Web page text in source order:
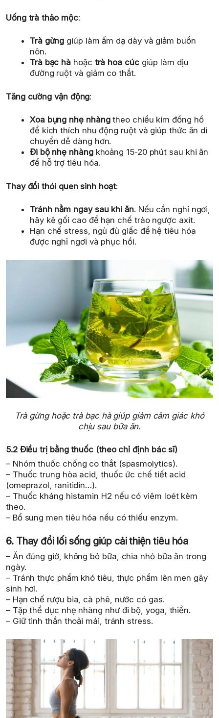
Uống trà thảo mộc:
Trà gừng giúp làm ấm dạ dày và giảm buồn
nôn.
Trà bạc hà hoặc trà hoa cúcgiúp làm dịu
đường ruột và giảm co thắt.
Tăng cường vận động:
Xoa bụng nhẹ nhàngtheo chiều kim đồng hồ
để kích thích nhu động ruột và giúp thức ăn di
chuyển dễ dàng hơn.
Đi bộ nhẹ nhàngkhoảng 15-20 phút sau khi ăn
để hỗ trợ tiêu hóa.
Thay đổi thói quen sinh hoạt:
Tránh nằm ngay sau khi ăn. Nếu cần nghỉ ngơi,
hãy kê gối cao để hạn chế trào ngược axit.
Hạn chế stress, ngủ đủ giấc để hệ tiêu hóa
được nghỉ ngơi và phục hồi.
Trà gừng hoặc trà bạc hà giúp giảm cảm giác khó
chịu sau bữa ăn.
5.2 Điều trị bằng thuốc (theo chỉ định bác sĩ)
– Nhóm thuốc chống co thắt (spasmolytics).
– Thuốc trung hòa acid, thuốc ức chế tiết acid
(omeprazol, ranitidin…).
– Thuốc kháng histamin H2 nếu có viêm loét kèm
theo.
– Bổ sung men tiêu hóa nếu có thiếu enzym.
6. Thay đổi lối sống giúp cải thiện tiêu hóa
– Ăn đúng giờ, không bỏ bữa, chia nhỏ bữa ăn trong
ngày.
– Tránh thực phẩm khó tiêu, thực phẩm lên men gây
sinh hơi.
– Hạn chế rượu bia, cà phê, nước có gas.
– Tập thể dục nhẹ nhàng như đi bộ, yoga, thiền.
– Giữ tinh thần thoải mái, tránh stress.